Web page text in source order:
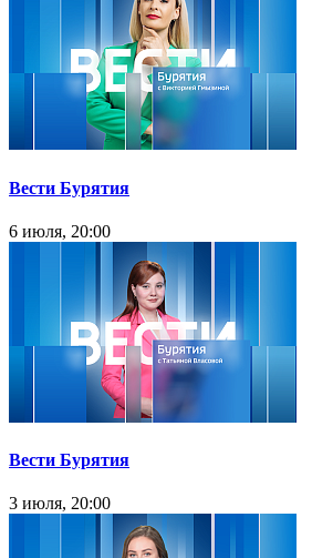
Вести Бурятия
6 июля, 20:00
Вести Бурятия
3 июля, 20:00